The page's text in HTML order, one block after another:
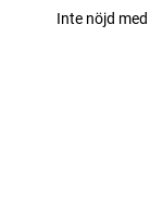
Inte nöjd